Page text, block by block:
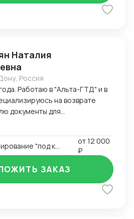
Наталия
Россия
ГТД" и в
на возврате
документы для
стоимости с
таможней 98%. Ищу
по поиску товаров за
- готов оформлять товары
условиях.
от12 000
₽
ЗАКАЗ